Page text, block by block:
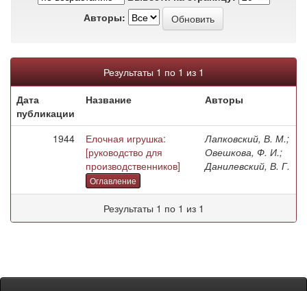
Авторы:
Результаты 1 по 1 из 1
Дата
публикации
Название Авторы
1944
Елочная игрушка:
[руководство для
производственников]
Оглавление
Лапковский, В. М.;
Овешкова, Ф. И.;
Данилевский, В. Г.
Результаты 1 по 1 из 1